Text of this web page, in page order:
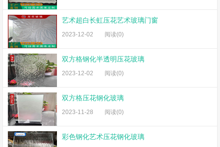
艺术超白长虹压花艺术玻璃门窗
2023-12-02 阅读(0)
双方格钢化半透明压花玻璃
2023-12-02 阅读(0)
双方格压花钢化玻璃
2023-11-28 阅读(0)
彩色钢化艺术压花钢化玻璃